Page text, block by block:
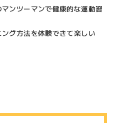
ンツーマンで健康的な運動習
グ方法を体験できて楽しい